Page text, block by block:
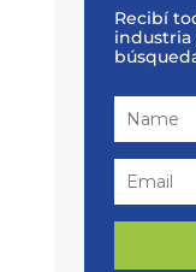
Recibí
industria